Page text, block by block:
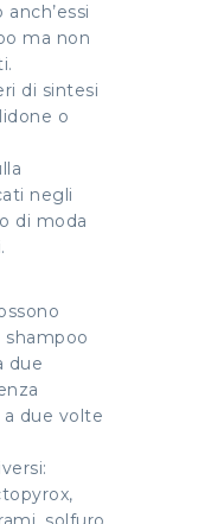
ma non
di sintesi
o
negli
di moda
due
due volte